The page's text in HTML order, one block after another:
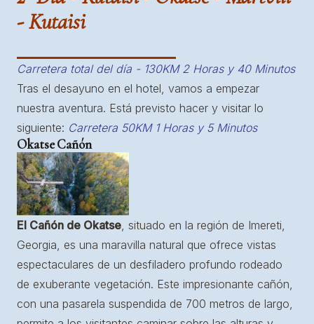
- Kutaisi
Carretera total del día - 130KM 2 Horas y 40 Minutos
Tras el desayuno en el hotel, vamos a empezar
nuestra aventura. Está previsto hacer y visitar lo
siguiente: Carretera 50KM 1 Horas y 5 Minutos
Okatse Cañón
El Cañón de Okatse , situado en la región de Imereti,
Georgia, es una maravilla natural que ofrece vistas
espectaculares de un desfiladero profundo rodeado
de exuberante vegetación. Este impresionante cañón,
con una pasarela suspendida de 700 metros de largo,